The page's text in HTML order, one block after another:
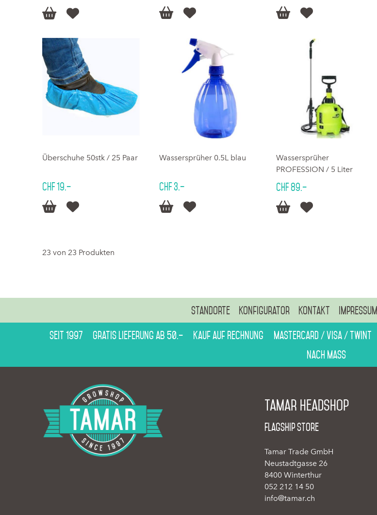
     
Überschuhe 50stk / 25 Paar
CHF 19.–
 
Wassersprüher 0.5L blau
CHF 3.–
 
Wassersprüher
PROFESSION / 5 Liter
CHF 89.–
 
23 von 23 Produkten
Standorte Konfigurator Kontakt Impressum
Seit 1997 Gratis Lieferung ab 50.– Kauf auf Rechnung Mastercard / Visa / Twint
Nach Mass
Tamar Headshop
Flagship Store
Tamar Trade GmbH
Neustadtgasse 26
8400 Winterthur
052 212 14 50
info@tamar.ch